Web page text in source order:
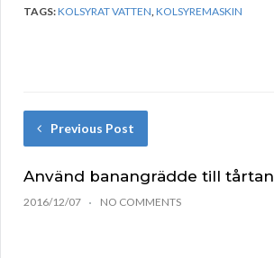
TAGS:KOLSYRAT VATTEN,KOLSYREMASKIN
Previous Post
Använd banangrädde till tårtan
2016/12/07 NO COMMENTS